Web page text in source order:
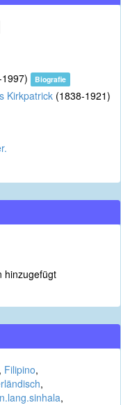
Biografie
Kirkpatrick (1838-1921)
hinzugefügt
, Filipino,
,
,